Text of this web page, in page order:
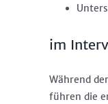
im
Während
führen die